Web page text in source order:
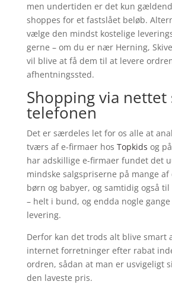
men undertiden er det kun
shoppes for et fastslået beløb.
vælge den mindst kostelige
gerne – om du er nær Herning,
vil blive at få dem til at levere
afhentningssted.
Shopping via nettet
telefonen
Det er særdeles let for os alle at
tværs af e-firmaer hos Topkids og
har adskillige e-firmaer fundet det
mindske salgspriserne på mange
børn og babyer, og samtidig også
– helt i bund, og endda nogle
levering.
Derfor kan det trods alt blive smart
internet forretninger efter rabat
ordren, sådan at man er usvigeligt
den laveste pris.